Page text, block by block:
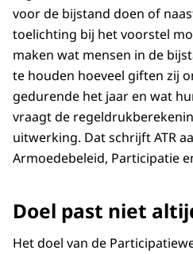
voor de bijstand doen of
toelichting bij het voorstel
maken wat mensen in de
te houden hoeveel giften zij
gedurende het jaar en wat
vraagt de
uitwerking. Dat schrijft ATR
Armoedebeleid, Participatie
Doel past niet
Het doel van de